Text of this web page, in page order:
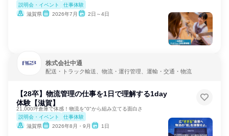
説明会・イベント
仕事体験
滋賀県
2026年7月 2日～4日
株式会社中通
配送・トラック輸送、物流・運行管理、運輸・交通・物流
【28卒】物流管理の仕事を1日で理解する1day
体験【滋賀】
21,000坪倉庫で体感！物流を"0"から組み立てる面白さ
説明会・イベント
仕事体験
滋賀県
2026年8月・9月 1日